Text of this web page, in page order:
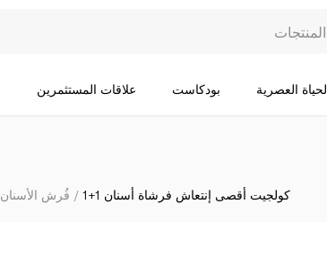
العصرية بودكاست علاقات المستثمرين
فُرش الأسنان كولجيت أقصى إنتعاش فرشاة أسنان 1+1